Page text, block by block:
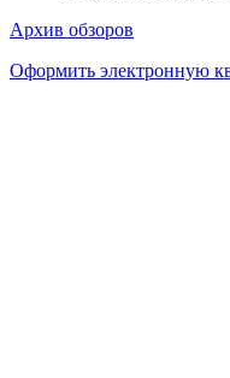
Архив обзоров
Оформить электронную